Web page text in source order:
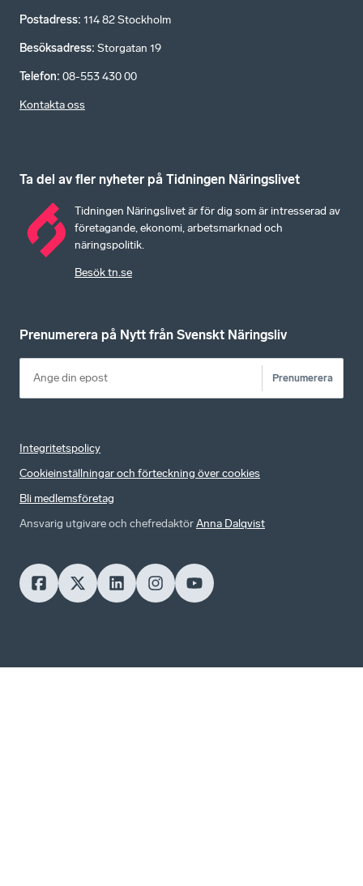
Postadress: 114 82 Stockholm
Besöksadress: Storgatan 19
Telefon: 08-553 430 00
Kontakta oss
Ta del av fler nyheter på Tidningen Näringslivet
Tidningen Näringslivet är för dig som är intresserad av
företagande, ekonomi, arbetsmarknad och
näringspolitik.
Besök tn.se
Prenumerera på Nytt från Svenskt Näringsliv
Prenumerera
Integritetspolicy
Cookieinställningar och förteckning över cookies
Bli medlemsföretag
Ansvarig utgivare och chefredaktörAnna Dalqvist